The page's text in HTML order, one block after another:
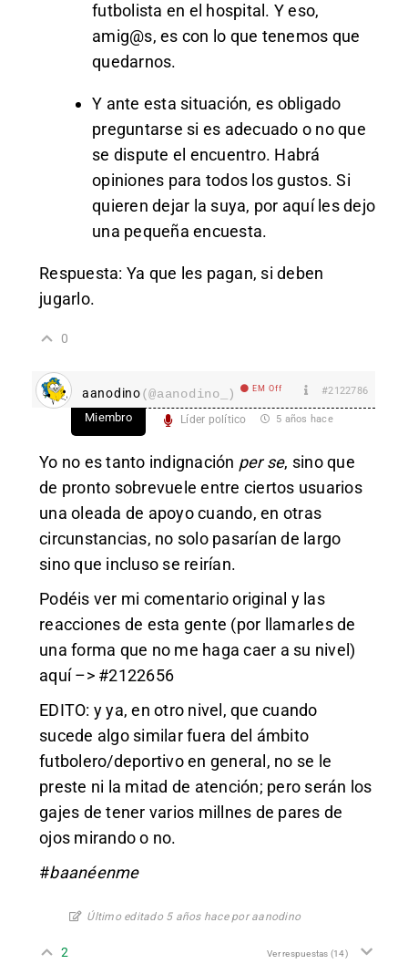
futbolista en el hospital. Y eso,
amig@s, es con lo que tenemos que
quedarnos.
Y ante esta situación, es obligado
preguntarse si es adecuado o no que
se dispute el encuentro. Habrá
opiniones para todos los gustos. Si
quieren dejar la suya, por aquí les dejo
una pequeña encuesta.
Respuesta: Ya que les pagan, si deben
jugarlo.
0
aanodino(@aanodino_) EM Off #2122786
Miembro Líder político 5 años hace
Yo no es tanto indignación per se, sino que
de pronto sobrevuele entre ciertos usuarios
una oleada de apoyo cuando, en otras
circunstancias, no solo pasarían de largo
sino que incluso se reirían.
Podéis ver mi comentario original y las
reacciones de esta gente (por llamarles de
una forma que no me haga caer a su nivel)
aquí –> #2122656
EDITO: y ya, en otro nivel, que cuando
sucede algo similar fuera del ámbito
futbolero/deportivo en general, no se le
preste ni la mitad de atención; pero serán los
gajes de tener varios millnes de pares de
ojos mirando o no.
#baanéenme
Último editado 5 años hace por aanodino
2 Ver respuestas (14)